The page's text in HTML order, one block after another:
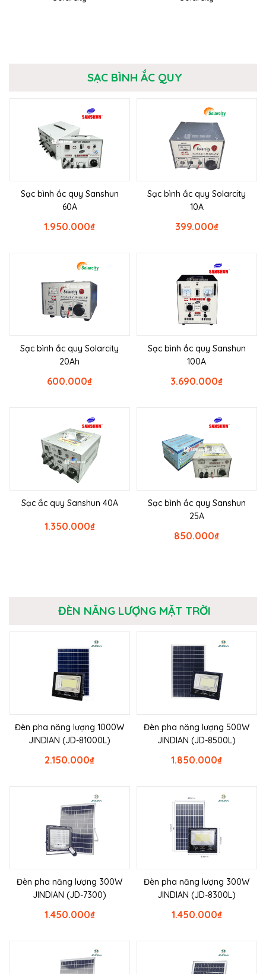
SẠC BÌNH ẮC QUY
Sạc bình ắc quy Sanshun
60A
₫
1.950.000
Sạc bình ắc quy Solarcity
10A
₫
399.000
Sạc bình ắc quy Solarcity
20Ah
₫
600.000
Sạc bình ắc quy Sanshun
100A
₫
3.690.000
Sạc ắc quy Sanshun 40A
₫
1.350.000
Sạc bình ắc quy Sanshun
25A
₫
850.000
ĐÈN NĂNG LƯỢNG MẶT TRỜI
Đèn pha năng lượng 1000W
JINDIAN (JD-81000L)
₫
2.150.000
Đèn pha năng lượng 500W
JINDIAN (JD-8500L)
₫
1.850.000
Đèn pha năng lượng 300W
JINDIAN (JD-7300)
₫
1.450.000
Đèn pha năng lượng 300W
JINDIAN (JD-8300L)
₫
1.450.000